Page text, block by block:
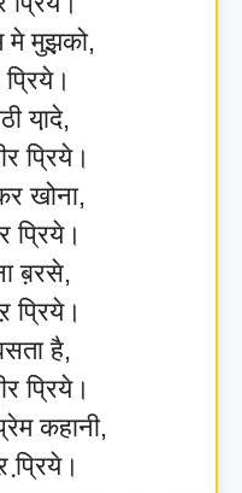
मे मुझ़को,
प्रिये।
या़दे,
प्रिये।
खोना,
प्रिये।
ब़रसे,
प्रिये।
है,
प्रिये।
कहानी,
प्रि़ये।